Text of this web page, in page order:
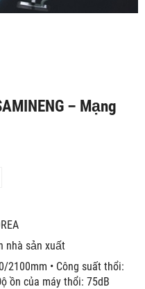
– Mạng
nhà sản xuất
2100mm • Công suất thổi:
ồn của máy thổi: 75dB